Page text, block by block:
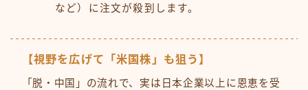
など）に注文が殺到します。
【視野を広げて「米国株」も狙う】
「脱・中国」の流れで、実は日本企業以上に恩恵を受